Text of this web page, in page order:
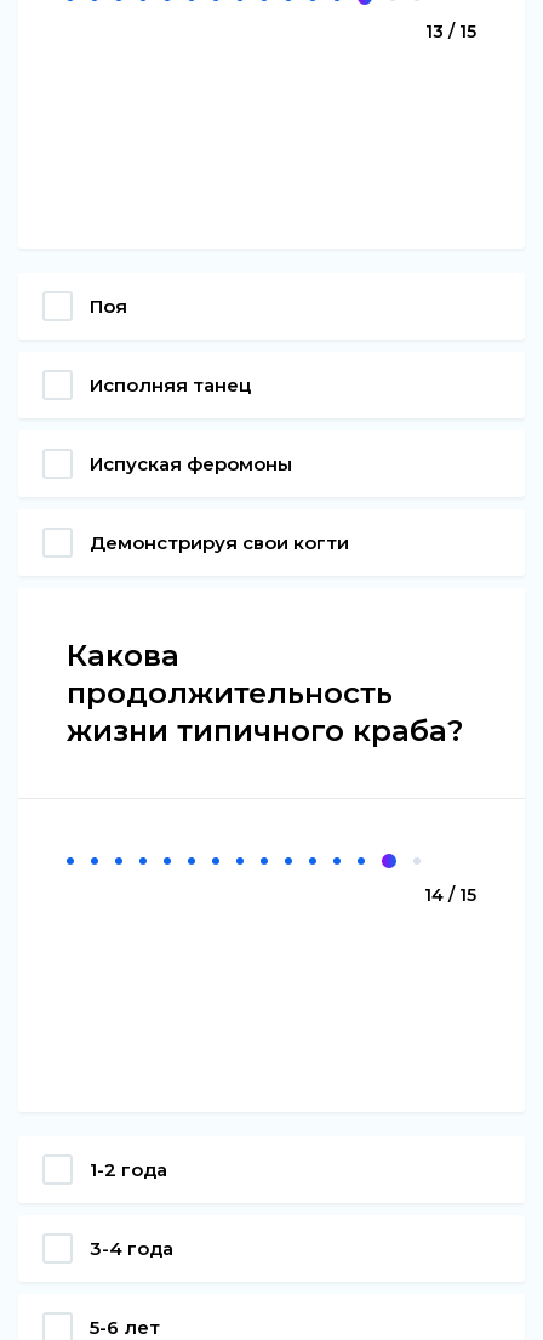
13 / 15
Поя
Исполняя танец
Испуская феромоны
Демонстрируя свои когти
Какова
продолжительность
жизни типичного краба?
14 / 15
1-2 года
3-4 года
5-6 лет